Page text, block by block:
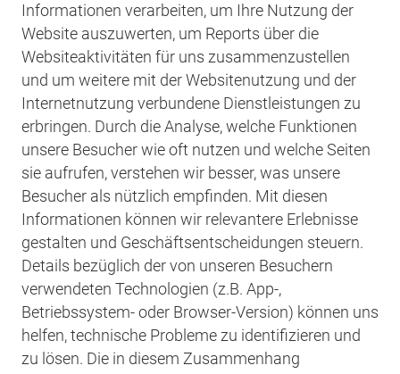
Informationen verarbeiten, um Ihre Nutzung der
Website auszuwerten, um Reports über die
Websiteaktivitäten für uns zusammenzustellen
und um weitere mit der Websitenutzung und der
Internetnutzung verbundene Dienstleistungen zu
erbringen. Durch die Analyse, welche Funktionen
unsere Besucher wie oft nutzen und welche Seiten
sie aufrufen, verstehen wir besser, was unsere
Besucher als nützlich empfinden. Mit diesen
Informationen können wir relevantere Erlebnisse
gestalten und Geschäftsentscheidungen steuern.
Details bezüglich der von unseren Besuchern
verwendeten Technologien (z.B. App-,
Betriebssystem- oder Browser-Version) können uns
helfen, technische Probleme zu identifizieren und
zu lösen. Die in diesem Zusammenhang